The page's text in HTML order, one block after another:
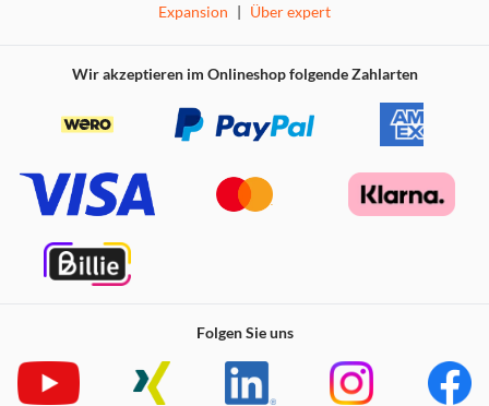
Expansion | Über expert
Wir akzeptieren im Onlineshop folgende Zahlarten
Folgen Sie uns